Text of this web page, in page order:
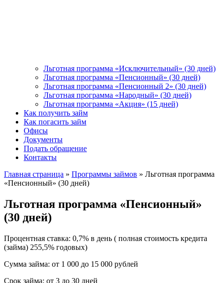
Льготная программа «Исключительный» (30 дней)
Льготная программа «Пенсионный» (30 дней)
Льготная программа «Пенсионный 2» (30 дней)
Льготная программа «Народный» (30 дней)
Льготная программа «Акция» (15 дней)
Как получить займ
Как погасить займ
Офисы
Документы
Подать обращение
Контакты
Главная страница » Программы займов » Льготная программа
«Пенсионный» (30 дней)
Льготная программа «Пенсионный»
(30 дней)
Процентная ставка: 0,7% в день ( полная стоимость кредита
(займа) 255,5% годовых)
Сумма займа: от 1 000 до 15 000 рублей
Срок займа: от 3 до 30 дней